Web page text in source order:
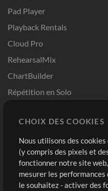
Pad Player
Playback Rentals
Cloud Pro
RehearsalMix
ChartBuilder
Répétition en Solo
Modèles ProPresenter
Sons
Boutique
Acheter des crédits
CHOIX DES COOKIES
Nous utilisons des
(y compris des pixels et
fonctionner notre site
mesurer les
le souhaitez - activer des